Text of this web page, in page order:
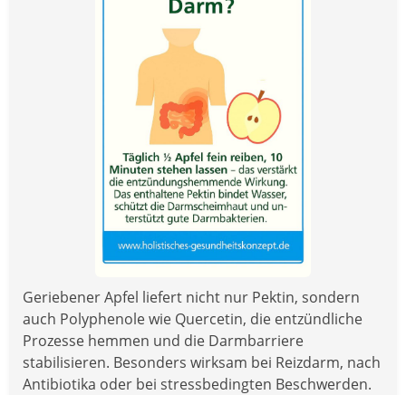
Geriebener Apfel liefert nicht nur Pektin, sondern
auch Polyphenole wie Quercetin, die entzündliche
Prozesse hemmen und die Darmbarriere
stabilisieren. Besonders wirksam bei Reizdarm, nach
Antibiotika oder bei stressbedingten Beschwerden.